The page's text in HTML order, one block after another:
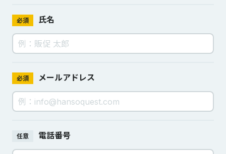
必須 氏名
必須 メールアドレス
任意 電話番号